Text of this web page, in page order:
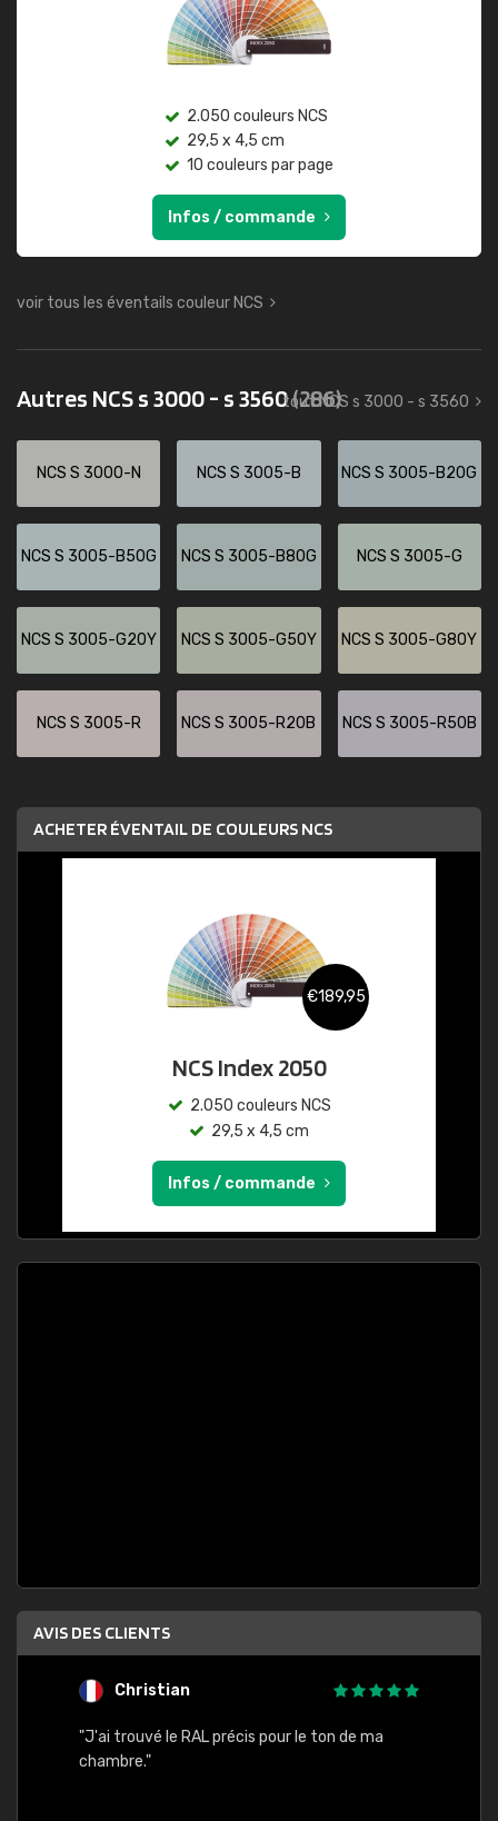
2.050 couleurs NCS
29,5 x 4,5 cm
10 couleurs par page
Infos / commande
voir tous les éventails couleur NCS
Autres NCS s 3000 - s 3560(286)
tout NCS s 3000 - s 3560
NCS S 3000-N NCS S 3005-B NCS S 3005-B20G
NCS S 3005-B50G NCS S 3005-B80G NCS S 3005-G
NCS S 3005-G20Y NCS S 3005-G50Y NCS S 3005-G80Y
NCS S 3005-R NCS S 3005-R20B NCS S 3005-R50B
ACHETER ÉVENTAIL DE COULEURS NCS
€189,95
NCS Index 2050
2.050 couleurs NCS
29,5 x 4,5 cm
Infos / commande
AVIS DES CLIENTS
Christian
"J'ai trouvé le RAL précis pour le ton de ma
chambre."